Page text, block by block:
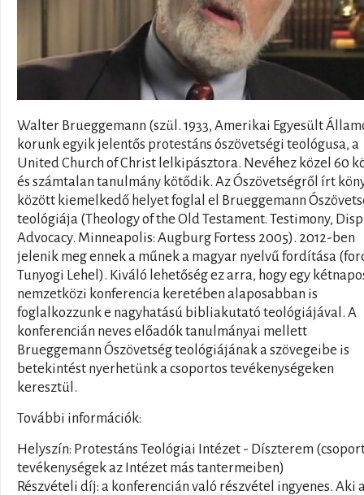
Walter Brueggemann (szül. 1933, Amerikai Egyesült
korunk egyik jelentős protestáns ószövetségi teológusa, a
United Church of Christ lelkipásztora. Nevéhez közel 60
és számtalan tanulmány kötődik. Az Ószövetségről írt
között kiemelkedő helyet foglal el Brueggemann
teológiája (Theology of the Old Testament. Testimony,
Advocacy. Minneapolis: Augburg Fortess 2005). 2012-ben
jelenik meg ennek a műnek a magyar nyelvű fordítása
Tunyogi Lehel). Kiváló lehetőség ez arra, hogy egy
nemzetközi konferencia keretében alaposabban is
foglalkozzunk e nagyhatású bibliakutató teológiájával. A
konferencián neves előadók tanulmányai mellett
Brueggemann Ószövetség teológiájának a szövegeibe is
betekintést nyerhetünk a csoportos tevékenységeken
keresztül.
További információk:
Helyszín: Protestáns Teológiai Intézet - Díszterem
tevékenységek az Intézet más tantermeiben)
Részvételi díj: a konferencián való részvétel ingyenes. Aki